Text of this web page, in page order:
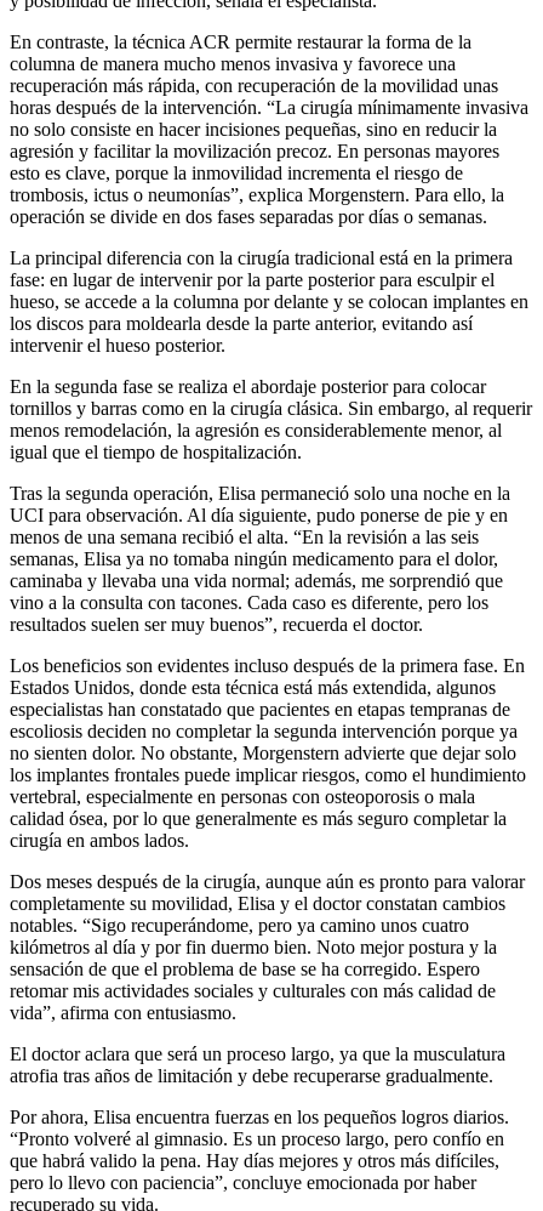
En contraste, la técnica ACR permite restaurar la forma de la
columna de manera mucho menos invasiva y favorece una
recuperación más rápida, con recuperación de la movilidad unas
horas después de la intervención. “La cirugía mínimamente invasiva
no solo consiste en hacer incisiones pequeñas, sino en reducir la
agresión y facilitar la movilización precoz. En personas mayores
esto es clave, porque la inmovilidad incrementa el riesgo de
trombosis, ictus o neumonías”, explica Morgenstern. Para ello, la
operación se divide en dos fases separadas por días o semanas.
La principal diferencia con la cirugía tradicional está en la primera
fase: en lugar de intervenir por la parte posterior para esculpir el
hueso, se accede a la columna por delante y se colocan implantes en
los discos para moldearla desde la parte anterior, evitando así
intervenir el hueso posterior.
En la segunda fase se realiza el abordaje posterior para colocar
tornillos y barras como en la cirugía clásica. Sin embargo, al requerir
menos remodelación, la agresión es considerablemente menor, al
igual que el tiempo de hospitalización.
Tras la segunda operación, Elisa permaneció solo una noche en la
UCI para observación. Al día siguiente, pudo ponerse de pie y en
menos de una semana recibió el alta. “En la revisión a las seis
semanas, Elisa ya no tomaba ningún medicamento para el dolor,
caminaba y llevaba una vida normal; además, me sorprendió que
vino a la consulta con tacones. Cada caso es diferente, pero los
resultados suelen ser muy buenos”, recuerda el doctor.
Los beneficios son evidentes incluso después de la primera fase. En
Estados Unidos, donde esta técnica está más extendida, algunos
especialistas han constatado que pacientes en etapas tempranas de
escoliosis deciden no completar la segunda intervención porque ya
no sienten dolor. No obstante, Morgenstern advierte que dejar solo
los implantes frontales puede implicar riesgos, como el hundimiento
vertebral, especialmente en personas con osteoporosis o mala
calidad ósea, por lo que generalmente es más seguro completar la
cirugía en ambos lados.
Dos meses después de la cirugía, aunque aún es pronto para valorar
completamente su movilidad, Elisa y el doctor constatan cambios
notables. “Sigo recuperándome, pero ya camino unos cuatro
kilómetros al día y por fin duermo bien. Noto mejor postura y la
sensación de que el problema de base se ha corregido. Espero
retomar mis actividades sociales y culturales con más calidad de
vida”, afirma con entusiasmo.
El doctor aclara que será un proceso largo, ya que la musculatura
atrofia tras años de limitación y debe recuperarse gradualmente.
Por ahora, Elisa encuentra fuerzas en los pequeños logros diarios.
“Pronto volveré al gimnasio. Es un proceso largo, pero confío en
que habrá valido la pena. Hay días mejores y otros más difíciles,
pero lo llevo con paciencia”, concluye emocionada por haber
recuperado su vida.